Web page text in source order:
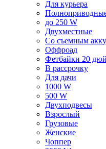
Для курьера
до 250 W
Двухместные
Со съемным
Оффроад
Фетбайки 20
В рассрочку
Для дачи
1000 W
500 W
Двухподвесы
Взрослый
Грузовые
Женские
Чоппер